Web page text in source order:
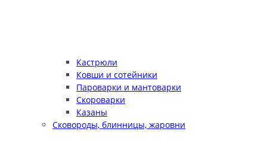
Кастрюли
Ковши и сотейники
Пароварки и мантоварки
Скороварки
Казаны
Сковороды, блинницы, жаровни